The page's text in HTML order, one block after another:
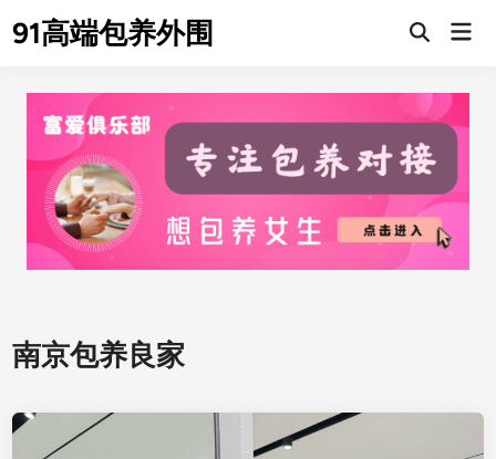
to91高端包养外围
南京包养良家